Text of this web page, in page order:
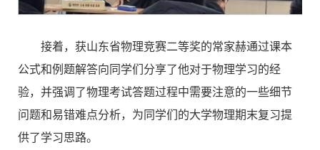
接着，获山东省物理竞赛二等奖的常家赫通过课本
公式和例题解答向同学们分享了他对于物理学习的经
验，并强调了物理考试答题过程中需要注意的一些细节
问题和易错难点分析，为同学们的大学物理期末复习提
供了学习思路。